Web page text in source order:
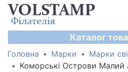
Каталог
Головна Марки Марки
Коморські Острови Малий